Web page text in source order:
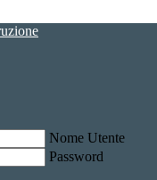
Nome Utente
Password